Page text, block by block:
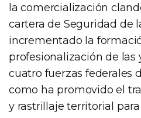
la comercialización
cartera de Seguridad de
incrementado la
profesionalización de las
cuatro fuerzas federales
como ha promovido el
y rastrillaje territorial